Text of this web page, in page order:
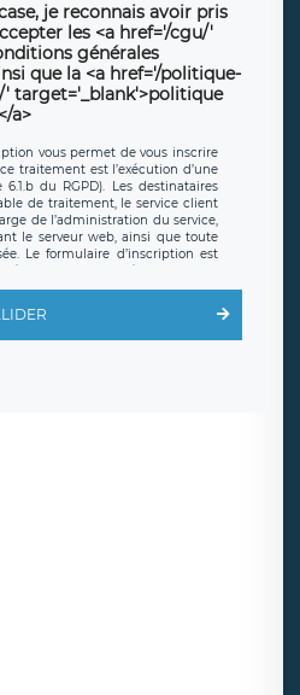
je reconnais avoir pris
les <a href='/cgu/'
générales
que la <a href='/politique-
target='_blank'>politique
a>
vous permet de vous inscrire
traitement est l’exécution d’une
du RGPD). Les destinataires
de traitement, le service client
de l’administration du service,
le serveur web, ainsi que toute
Le formulaire d’inscription est
conformes au RGPD. Les
entendu que vous pouvez
vos données et retirer votre